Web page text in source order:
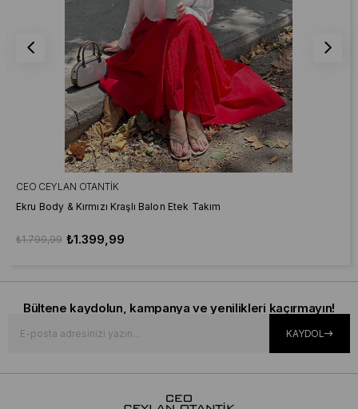
CEO CEYLAN OTANTIK
Ekru Body & Kırmızı Kraşlı Balon Etek Takım
₺1.399,99
₺1.799,99
Bültene kaydolun, kampanya ve yenilikleri kaçırmayın!
KAYDOL